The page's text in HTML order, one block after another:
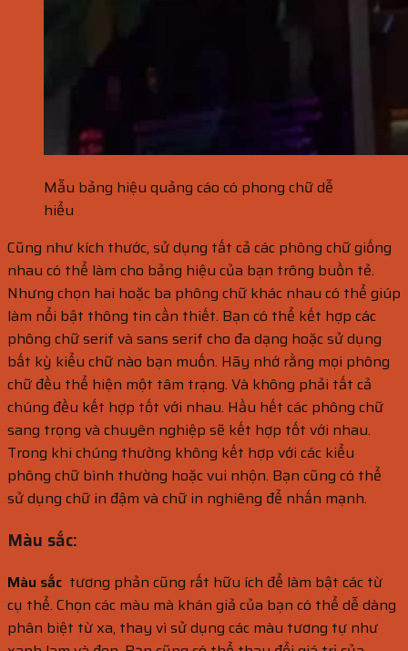
Mẫu bảng hiệu quảng cáo có phong chữ dễ
hiểu
Cũng như kích thước, sử dụng tất cả các phông chữ giống
nhau có thể làm cho bảng hiệu của bạn trông buồn tẻ.
Nhưng chọn hai hoặc ba phông chữ khác nhau có thể giúp
làm nổi bật thông tin cần thiết. Bạn có thể kết hợp các
phông chữ serif và sans serif cho đa dạng hoặc sử dụng
bất kỳ kiểu chữ nào bạn muốn. Hãy nhớ rằng mọi phông
chữ đều thể hiện một tâm trạng. Và không phải tất cả
chúng đều kết hợp tốt với nhau. Hầu hết các phông chữ
sang trọng và chuyên nghiệp sẽ kết hợp tốt với nhau.
Trong khi chúng thường không kết hợp với các kiểu
phông chữ bình thường hoặc vui nhộn. Bạn cũng có thể
sử dụng chữ in đậm và chữ in nghiêng để nhấn mạnh.
Màu sắc:
Màu sắc tương phản cũng rất hữu ích để làm bật các từ
cụ thể. Chọn các màu mà khán giả của bạn có thể dễ dàng
phân biệt từ xa, thay vì sử dụng các màu tương tự như